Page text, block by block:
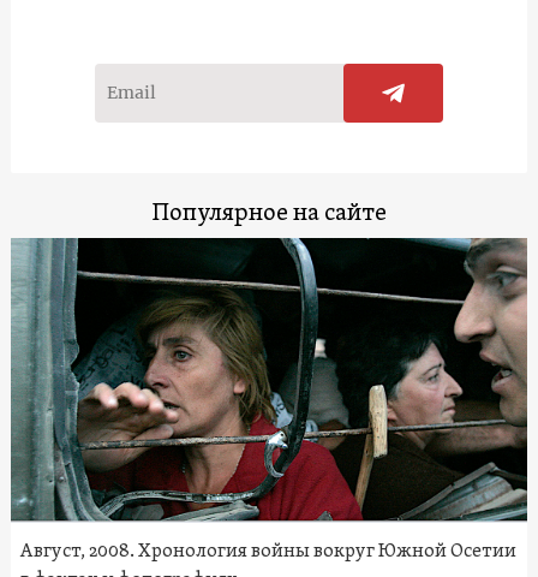
Популярное на сайте
Август, 2008. Хронология войны вокруг Южной Осетии